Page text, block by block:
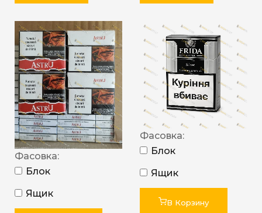
Фасовка:
Блок
Ящик
Фасовка:
Блок
Ящик
В Корзину